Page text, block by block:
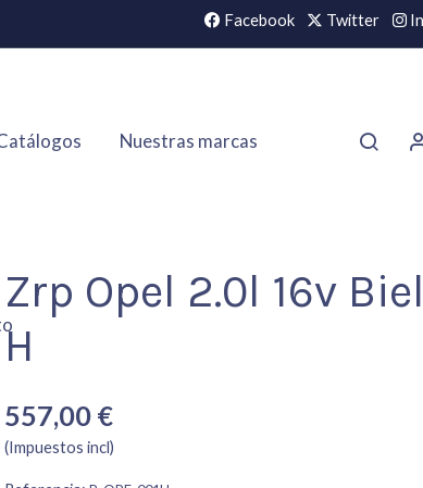
Facebook Twitter
Nuestras marcas
Zrp Opel 2.0l 16v
H
557,00 €
(Impuestos incl)